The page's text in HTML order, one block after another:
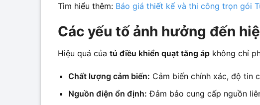
Tìm hiểu thêm: Báo giá thiết kế và thi công trọn gói
Các yếu tố ảnh hưởng đến
Hiệu quả của tủ điều khiển quạt tăng áp không chỉ
Chất lượng cảm biến: Cảm biến chính xác, độ tin
Nguồn điện ổn định: Đảm bảo cung cấp nguồn